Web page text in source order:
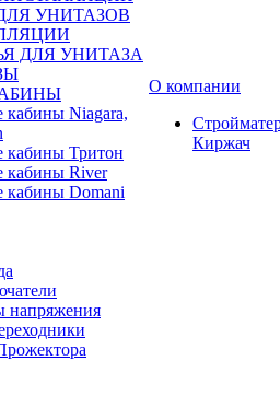
УНИТАЗОВ
ДЛЯ УНИТАЗА
Niagara,
кабины Тритон
кабины River
кабины Domani
напряжения
О компании
Киржач